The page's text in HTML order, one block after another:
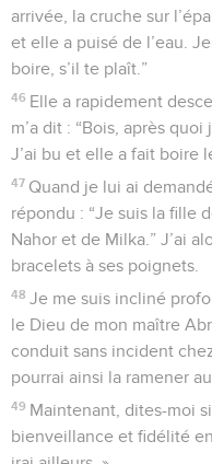
arrivée, la cruche sur
et elle a puisé de l’eau.
boire, s’il te plaît.”
46 Elle a rapidement
m’a dit : “Bois, après
J’ai bu et elle a fait boire
47 Quand je lui ai
répondu : “Je suis la fille
Nahor et de Milka.” J’ai
bracelets à ses poignets.
48 Je me suis incliné
le Dieu de mon maître
conduit sans incident
pourrai ainsi la ramener
49 Maintenant, dites-moi
bienveillance et fidélité